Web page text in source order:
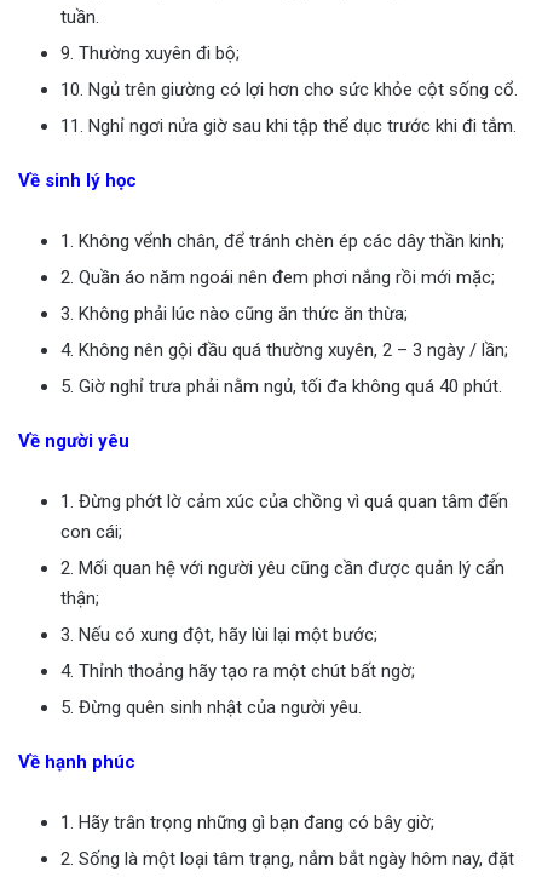
tuần.
9. Thường xuyên đi bộ;
10. Ngủ trên giường có lợi hơn cho sức khỏe cột sống cổ.
11. Nghỉ ngơi nửa giờ sau khi tập thể dục trước khi đi tắm.
Về sinh lý học
1. Không vểnh chân, để tránh chèn ép các dây thần kinh;
2. Quần áo năm ngoái nên đem phơi nắng rồi mới mặc;
3. Không phải lúc nào cũng ăn thức ăn thừa;
4. Không nên gội đầu quá thường xuyên, 2 – 3 ngày / lần;
5. Giờ nghỉ trưa phải nằm ngủ, tối đa không quá 40 phút.
Về người yêu
1. Đừng phớt lờ cảm xúc của chồng vì quá quan tâm đến
con cái;
2. Mối quan hệ với người yêu cũng cần được quản lý cẩn
thận;
3. Nếu có xung đột, hãy lùi lại một bước;
4. Thỉnh thoảng hãy tạo ra một chút bất ngờ;
5. Đừng quên sinh nhật của người yêu.
Về hạnh phúc
1. Hãy trân trọng những gì bạn đang có bây giờ;
2. Sống là một loại tâm trạng, nắm bắt ngày hôm nay, đặt